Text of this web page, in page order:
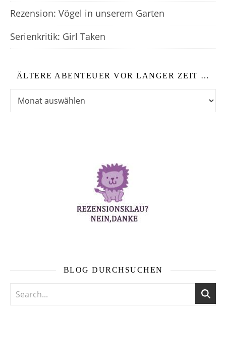
Rezension: Vögel in unserem Garten
Serienkritik: Girl Taken
ÄLTERE ABENTEUER VOR LANGER ZEIT …
BLOG DURCHSUCHEN